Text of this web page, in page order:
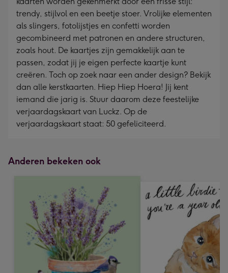
trendy, stijlvol en een beetje stoer. Vrolijke elementen
als slingers, fotolijstjes en confetti worden
gecombineerd met patronen en andere structuren,
zoals hout. De kaartjes zijn gemakkelijk aan te
passen, zodat jij je eigen perfecte kaartje kunt
creëren. Toch op zoek naar een ander design? Bekijk
dan alle kerstkaarten. Hiep Hiep Hoera! Jij kent
iemand die jarig is. Stuur daarom deze feestelijke
verjaardagskaart van Luckz. Op de
verjaardagskaart staat: 50 gefeliciteerd.
Anderen bekeken ook